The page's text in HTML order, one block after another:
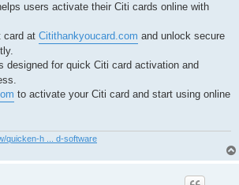
users activate their Citi cards online with
card at Citithankyoucard.com and unlock secure
designed for quick Citi card activation and
to activate your Citi card and start using online
quicken-h ... d-software